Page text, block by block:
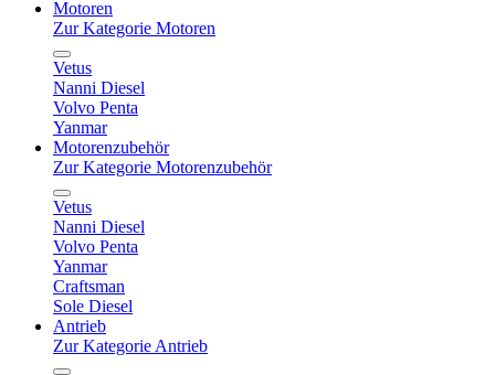
Motoren
Zur Kategorie Motoren
Vetus
Nanni Diesel
Volvo Penta
Yanmar
Motorenzubehör
Zur Kategorie Motorenzubehör
Vetus
Nanni Diesel
Volvo Penta
Yanmar
Craftsman
Sole Diesel
Antrieb
Zur Kategorie Antrieb